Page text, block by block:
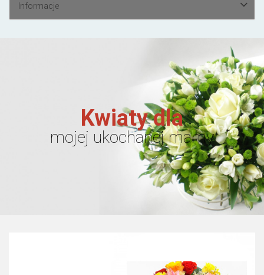
Informacje
Kwiaty dla
mojej ukochanej mamy